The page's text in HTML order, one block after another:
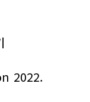
2022.